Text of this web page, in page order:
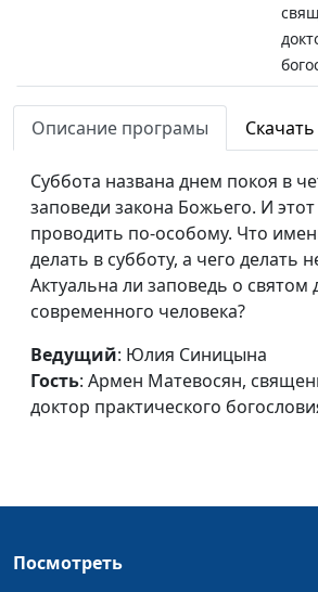
Божье отношение к
разводам
Христианство - атмосфера
принятия
Откровение святого
Как делиться Евангелием?
Описание програмы Скачать
Суббота названа днем покоя в
заповеди закона Божьего. И
проводить по-особому. Что
делать в субботу, а чего делать
Актуальна ли заповедь о святом
современного человека?
Ведущий: Юлия Синицына
Гость: Армен Матевосян,
доктор практического
Посмотреть